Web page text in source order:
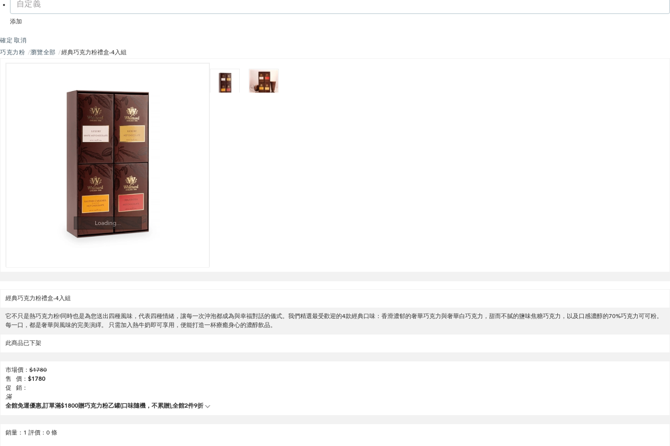
添加
確定 取消
巧克力粉
瀏覽全部 經典巧克力粉禮盒-4入組
Loading...
經典巧克力粉禮盒-4入組
它不只是熱巧克力粉!同時也是為您送出四種風味，代表四種情緒，讓每一次沖泡都成為與幸福對話的儀式。我們精選最受歡迎的4款經典口味：香滑濃郁的奢華巧克力與奢華白巧克力，甜而不膩的鹽味焦糖巧克力，以及口感濃醇的70%巧克力可可粉。
每一口，都是奢華與風味的完美演繹。 只需加入熱牛奶即可享用，便能打造一杯療癒身心的濃醇飲品。
此商品已下架
市場價： $1780
售 價： $1780
促 銷：
滿
全館免運優惠,訂單滿$1800贈巧克力粉乙罐(口味隨機，不累贈),全館2件9折
銷量： 1 評價： 0 條